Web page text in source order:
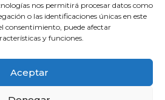
nos permitirá procesar datos como
o las identificaciones únicas en este
consentimiento, puede afectar
y funciones.
Aceptar
de Desarrollo Sostenible (ODS). Reduzco la
canales digitales.